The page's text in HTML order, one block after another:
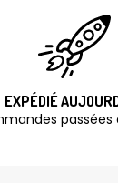
EXPÉDIÉ
passées